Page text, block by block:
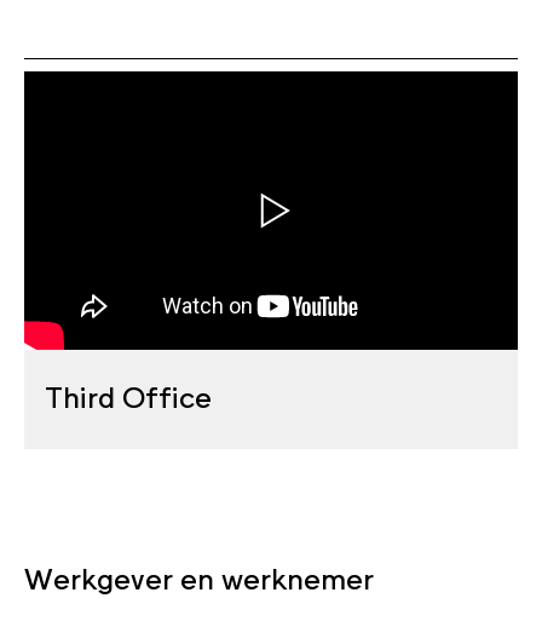
Third Office
Werkgever en werknemer